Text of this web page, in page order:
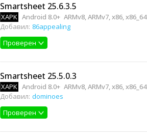
Smartsheet 25.6.3.5
XAPK Android 8.0+ ARMv8, ARMv7, x86, x86_64
Добавил: 86appealing
Проверен
Smartsheet 25.5.0.3
XAPK Android 8.0+ ARMv8, ARMv7, x86, x86_64
Добавил: dominoes
Проверен